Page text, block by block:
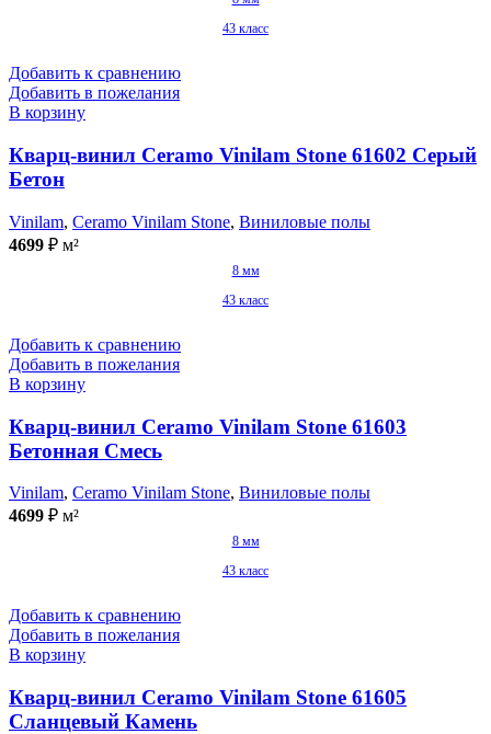
43 класс
Добавить к сравнению
Добавить в пожелания
В корзину
Кварц-винил Ceramo Vinilam Stone 61602 Серый
Бетон
Vinilam, Ceramo Vinilam Stone, Виниловые полы
4699 ₽ м²
8 мм
43 класс
Добавить к сравнению
Добавить в пожелания
В корзину
Кварц-винил Ceramo Vinilam Stone 61603
Бетонная Смесь
Vinilam, Ceramo Vinilam Stone, Виниловые полы
4699 ₽ м²
8 мм
43 класс
Добавить к сравнению
Добавить в пожелания
В корзину
Кварц-винил Ceramo Vinilam Stone 61605
Сланцевый Камень